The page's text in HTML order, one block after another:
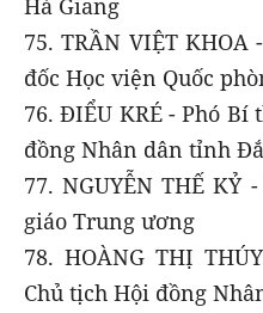
Hà Giang
75. TRẦN VIỆT
đốc Học viện Quốc
76. ĐIỂU KRÉ - Phó
đồng Nhân dân tỉnh
77. NGUYỄN THẾ KỶ
giáo Trung ương
78. HOÀNG THỊ
Chủ tịch Hội đồng